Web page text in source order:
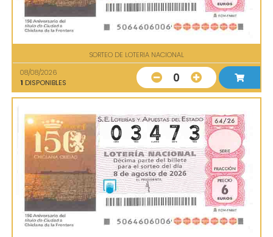
SORTEO DE LOTERIA NACIONAL
08/08/2026
1 DISPONIBLES 0